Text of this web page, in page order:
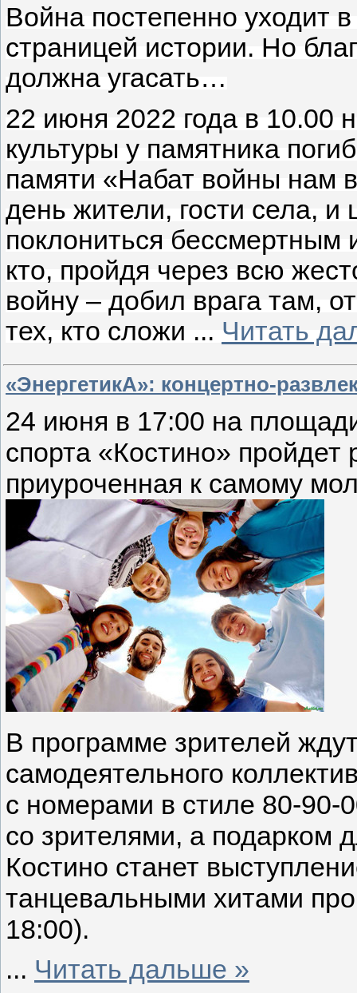
Война постепенно уходит
страницей истории. Но
должна угасать…
22 июня 2022 года в 10.00
культуры у памятника
памяти «Набат войны нам
день жители, гости села, и
поклониться
кто, пройдя через всю
войну – добил врага там,
тех, кто сложи ... Читать
«ЭнергетикА»: концертно-
24 июня в 17:00 на
спорта «Костино» пройдет
приуроченная к самому
В программе зрителей
самодеятельного
с номерами в стиле 80-90-
со зрителями, а подарком
Костино станет
танцевальными хитами
18:00).
... Читать дальше »